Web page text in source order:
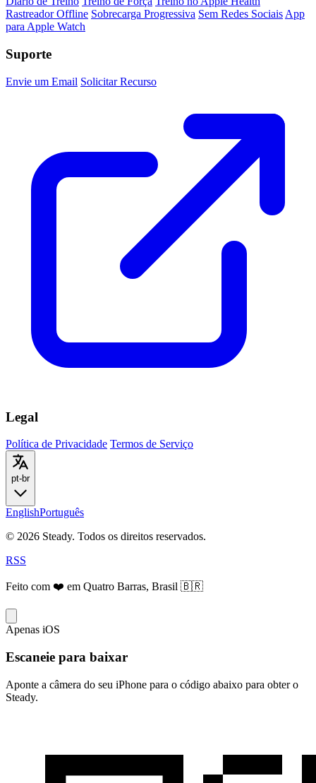
Rastreador Offline Sobrecarga Progressiva Sem Redes Sociais App
para Apple Watch
Suporte
Envie um Email Solicitar Recurso
Legal
Política de Privacidade Termos de Serviço
pt-br
EnglishPortuguês
© 2026 Steady. Todos os direitos reservados.
RSS
Feito com ❤️ em Quatro Barras, Brasil 🇧🇷
Apenas iOS
Escaneie para baixar
Aponte a câmera do seu iPhone para o código abaixo para obter o
Steady.